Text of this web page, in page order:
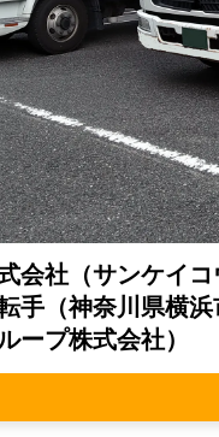
会社（サンケイ
手（神奈川県横
ープ株式会社）